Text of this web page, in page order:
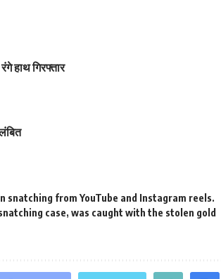
हाथ गिरफ्तार
snatching from YouTube and Instagram reels.
case, was caught with the stolen gold